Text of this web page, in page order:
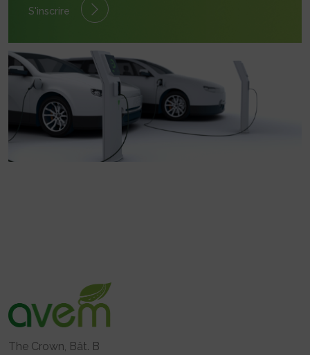
S'inscrire
The Crown, Bât. B